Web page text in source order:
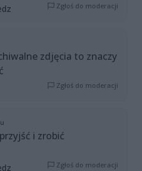
Zgłoś do moderacji
zdjęcia to znaczy
Zgłoś do moderacji
i zrobić
Zgłoś do moderacji